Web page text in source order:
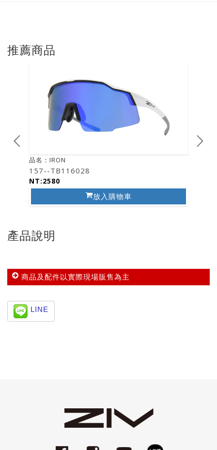
推薦商品
品名：IRON
157--TB116028
NT:2580
放入購物車
產品說明
商品及配件以實際現場販售為主
LINE